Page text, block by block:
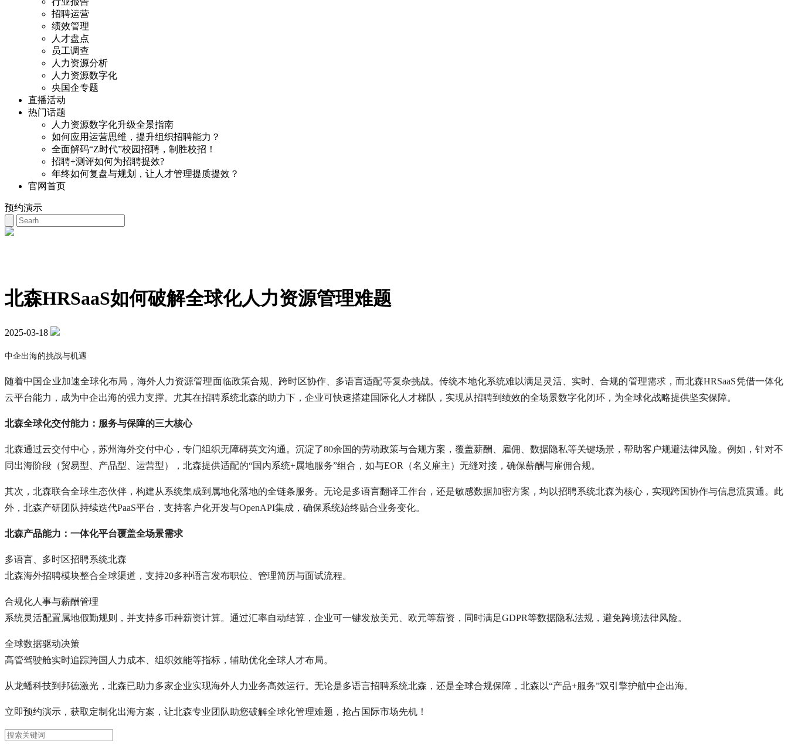
招聘运营
绩效管理
人才盘点
员工调查
人力资源分析
人力资源数字化
央国企专题
直播活动
热门话题
人力资源数字化升级全景指南
如何应用运营思维，提升组织招聘能力？
全面解码“Z时代”校园招聘，制胜校招！
招聘+测评如何为招聘提效?
年终如何复盘与规划，让人才管理提质提效？
官网首页
预约演示
北森HRSaaS如何破解全球化人力资源管理难题
2025-03-18
中企出海的挑战与机遇
随着中国企业加速全球化布局，海外人力资源管理面临政策合规、跨时区协作、多语言适配等复杂挑战。传统本地化系统难以满足灵活、实时、合规的管理需求，而北森HRSaaS凭借一体化
云平台能力，成为中企出海的强力支撑。尤其在招聘系统北森的助力下，企业可快速搭建国际化人才梯队，实现从招聘到绩效的全场景数字化闭环，为全球化战略提供坚实保障。
北森全球化交付能力：服务与保障的三大核心
北森通过云交付中心，苏州海外交付中心，专门组织无障碍英文沟通。沉淀了80余国的劳动政策与合规方案，覆盖薪酬、雇佣、数据隐私等关键场景，帮助客户规避法律风险。例如，针对不
同出海阶段（贸易型、产品型、运营型），北森提供适配的“国内系统+属地服务”组合，如与EOR（名义雇主）无缝对接，确保薪酬与雇佣合规。
其次，北森联合全球生态伙伴，构建从系统集成到属地化落地的全链条服务。无论是多语言翻译工作台，还是敏感数据加密方案，均以招聘系统北森为核心，实现跨国协作与信息流贯通。此
外，北森产研团队持续迭代PaaS平台，支持客户化开发与OpenAPI集成，确保系统始终贴合业务变化。
北森产品能力：一体化平台覆盖全场景需求
多语言、多时区招聘系统北森
北森海外招聘模块整合全球渠道，支持20多种语言发布职位、管理简历与面试流程。
合规化人事与薪酬管理
系统灵活配置属地假勤规则，并支持多币种薪资计算。通过汇率自动结算，企业可一键发放美元、欧元等薪资，同时满足GDPR等数据隐私法规，避免跨境法律风险。
全球数据驱动决策
高管驾驶舱实时追踪跨国人力成本、组织效能等指标，辅助优化全球人才布局。
从龙蟠科技到邦德激光，北森已助力多家企业实现海外人力业务高效运行。无论是多语言招聘系统北森，还是全球合规保障，北森以“产品+服务”双引擎护航中企出海。
立即预约演示，获取定制化出海方案，让北森专业团队助您破解全球化管理难题，抢占国际市场先机！